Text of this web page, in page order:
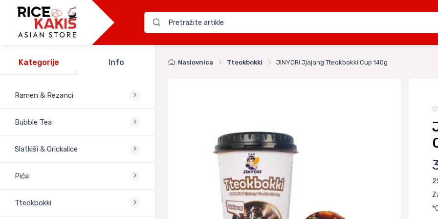
Kategorije Info
Ramen & Rezanci
Bubble Tea
Slatkiši & Grickalice
Pića
Tteokbokki
Naslovnica Tteokbokki JINYORI Jjajang Tteokbokki Cup 140g